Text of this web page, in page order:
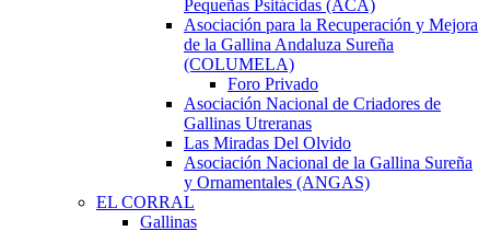
Pequeñas Psitácidas (ACA)
Asociación para la Recuperación y Mejora
de la Gallina Andaluza Sureña
(COLUMELA)
Foro Privado
Asociación Nacional de Criadores de
Gallinas Utreranas
Las Miradas Del Olvido
Asociación Nacional de la Gallina Sureña
y Ornamentales (ANGAS)
EL CORRAL
Gallinas